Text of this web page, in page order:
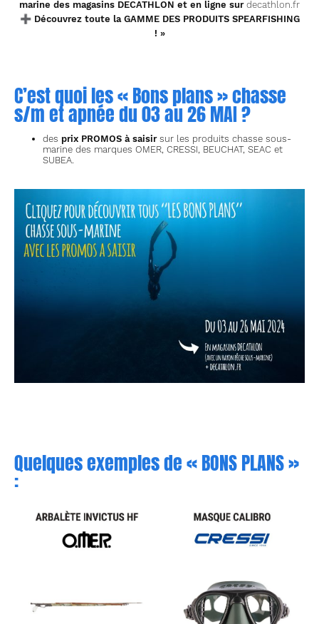
marine des magasins DECATHLON et en ligne sur decathlon.fr
➕ Découvrez toute la GAMME DES PRODUITS SPEARFISHING
! »
C’est quoi les « Bons plans » chasse
s/m et apnée du 03 au 26 MAI ?
des prix PROMOS à saisirsur les produits chasse sous-
marine des marques OMER, CRESSI, BEUCHAT, SEAC et
SUBEA.
Quelques exemples de « BONS PLANS »
: